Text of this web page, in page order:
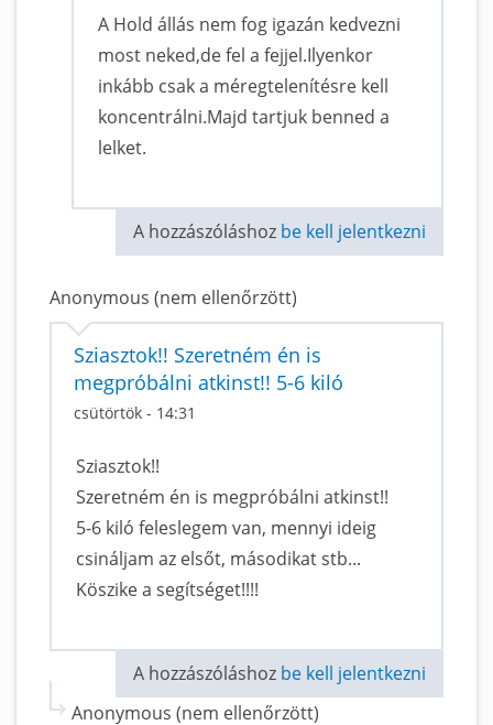
A Hold állás nem fog igazán kedvezni
most neked,de fel a fejjel.Ilyenkor
inkább csak a méregtelenítésre kell
koncentrálni.Majd tartjuk benned a
lelket.
A hozzászóláshoz be kell jelentkezni
Anonymous (nem ellenőrzött)
Sziasztok!! Szeretném én is
megpróbálni atkinst!! 5-6 kiló
csütörtök - 14:31
Sziasztok!!
Szeretném én is megpróbálni atkinst!!
5-6 kiló feleslegem van, mennyi ideig
csináljam az elsőt, másodikat stb...
Köszike a segítséget!!!!
A hozzászóláshoz be kell jelentkezni
Anonymous (nem ellenőrzött)